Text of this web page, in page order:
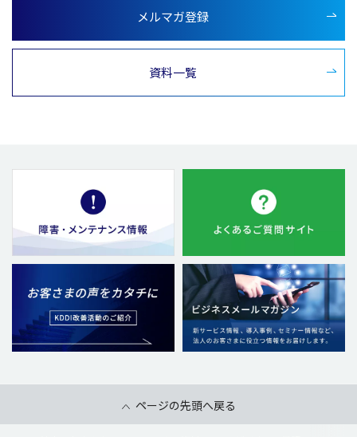
メルマガ登録
資料一覧
ページの先頭へ戻る